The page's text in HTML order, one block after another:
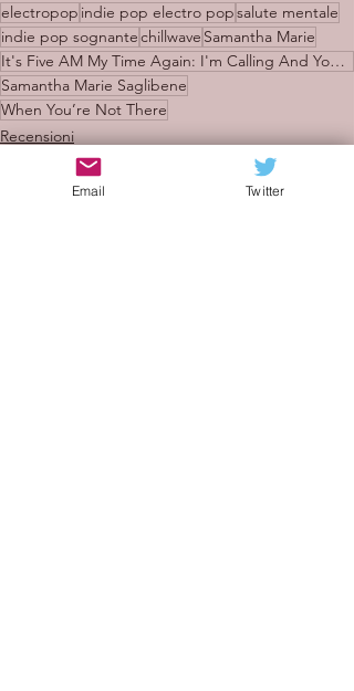
electropop indie pop electro popsalute mentale
indie pop sognantechillwave Samantha Marie
It's Five AM My Time Again: I'm Calling And You Know It's Me
Samantha Marie Saglibene
When You’re Not There
Recensioni
Email Twitter